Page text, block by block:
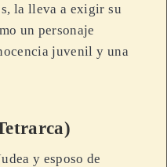
la lleva a exigir su
un personaje
juvenil y una
y esposo de